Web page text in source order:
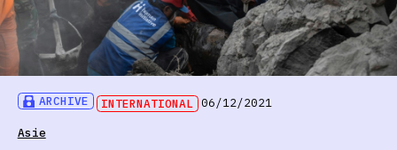
ARCHIVE INTERNATIONAL 06/12/2021
Asie